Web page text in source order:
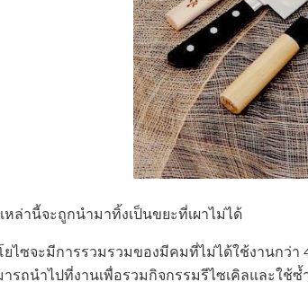
ล่านี้จะถูกนำมาทิ้งเป็นขยะที่เผาไม่ได้
ยไซจะมีการรวมรวมของมีคมที่ไม่ได้ใช้งานก
รถนำไปที่งานเพื่อรวมกิจกรรมรีไซเคิลและใช้ซ้